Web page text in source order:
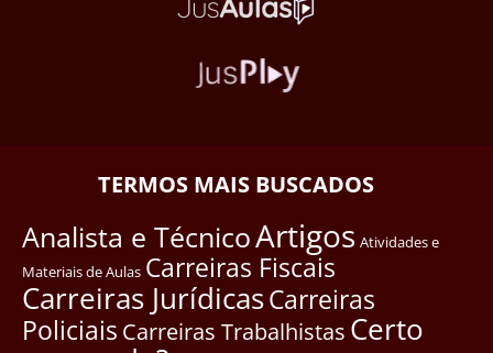
TERMOS MAIS BUSCADOS
Analista e TécnicoArtigos Atividades e
Materiais de Aulas Carreiras Fiscais
Carreiras JurídicasCarreiras
Policiais Carreiras Trabalhistas Certo